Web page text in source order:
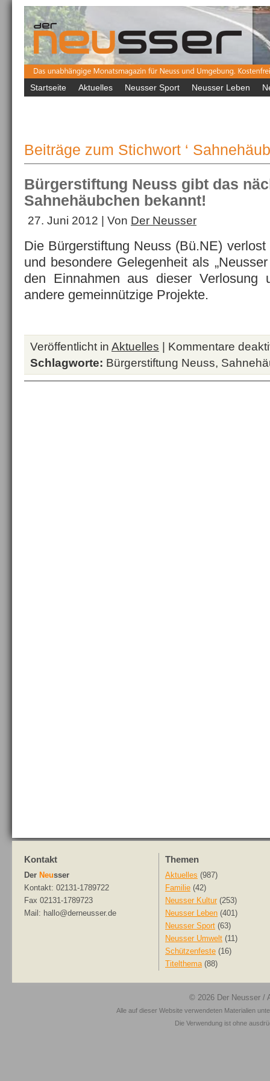
Startseite Aktuelles Neusser Sport Neusser Leben
Beiträge zum Stichwort ‘
Bürgerstiftung Neuss gibt das
Sahnehäubchen bekannt!
27. Juni 2012 | Von Der Neusser
Die Bürgerstiftung Neuss (Bü.NE)
und besondere Gelegenheit als
den Einnahmen aus dieser Verlosung
andere gemeinnützige Projekte.
Veröffentlicht in Aktuelles | Kommentare
Schlagworte: Bürgerstiftung Neuss,
Kontakt
Der Neusser
Kontakt: 02131-1789722
Fax 02131-1789723
Mail: hallo@derneusser.de
Themen
Aktuelles (987)
Familie (42)
Neusser Kultur (253)
Neusser Leben (401)
Neusser Sport (63)
Neusser Umwelt (11)
Schützenfeste (16)
Titelthema(88)
© 2026 Der Neusser /
Alle auf dieser Website verwendeten Materialien
Die Verwendung ist ohne